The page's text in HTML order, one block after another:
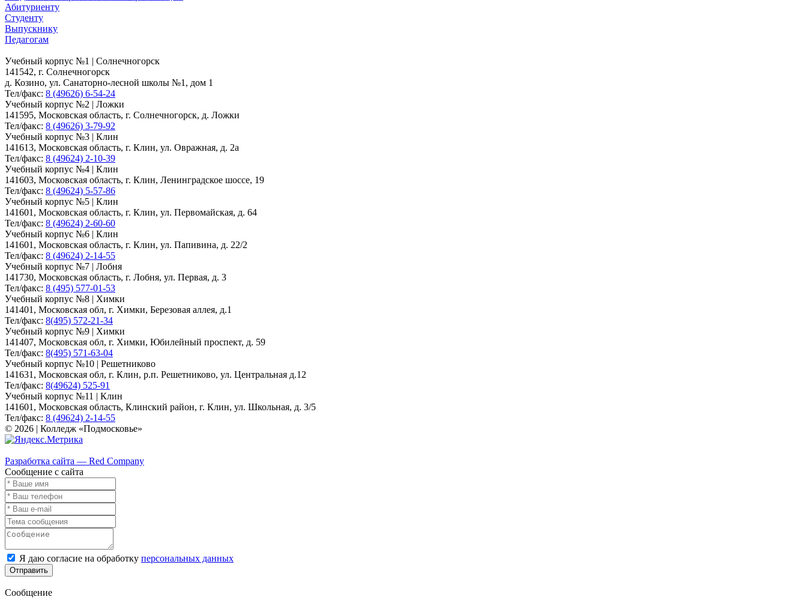
Абитуриенту
Студенту
Выпускнику
Педагогам
Учебный корпус №1 | Солнечногорск
141542, г. Солнечногорск
д. Козино, ул. Санаторно-лесной школы №1, дом 1
Тел/факс: 8 (49626) 6-54-24
Учебный корпус №2 | Ложки
141595, Московская область, г. Солнечногорск, д. Ложки
Тел/факс: 8 (49626) 3-79-92
Учебный корпус №3 | Клин
141613, Московская область, г. Клин, ул. Овражная, д. 2а
Тел/факс: 8 (49624) 2-10-39
Учебный корпус №4 | Клин
141603, Московская область, г. Клин, Ленинградское шоссе, 19
Тел/факс: 8 (49624) 5-57-86
Учебный корпус №5 | Клин
141601, Московская область, г. Клин, ул. Первомайская, д. 64
Тел/факс: 8 (49624) 2-60-60
Учебный корпус №6 | Клин
141601, Московская область, г. Клин, ул. Папивина, д. 22/2
Тел/факс: 8 (49624) 2-14-55
Учебный корпус №7 | Лобня
141730, Московская область, г. Лобня, ул. Первая, д. 3
Тел/факс: 8 (495) 577-01-53
Учебный корпус №8 | Химки
141401, Московская обл, г. Химки, Березовая аллея, д.1
Тел/факс: 8(495) 572-21-34
Учебный корпус №9 | Химки
141407, Московская обл, г. Химки, Юбилейный проспект, д. 59
Тел/факс: 8(495) 571-63-04
Учебный корпус №10 | Решетниково
141631, Московская обл, г. Клин, р.п. Решетниково, ул. Центральная д.12
Тел/факс: 8(49624) 525-91
Учебный корпус №11 | Клин
141601, Московская область, Клинский район, г. Клин, ул. Школьная, д. 3/5
Тел/факс: 8 (49624) 2-14-55
© 2026 | Колледж «Подмосковье»
Разработка сайта — Red Company
Сообщение с сайта
Я даю согласие на обработку персональных данных
Отправить
Сообщение